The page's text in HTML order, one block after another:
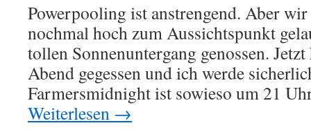
Powerpooling ist anstrengend. Aber
nochmal hoch zum Aussichtspunkt
tollen Sonnenuntergang genossen.
Abend gegessen und ich werde
Farmersmidnight ist sowieso um 21
Weiterlesen →